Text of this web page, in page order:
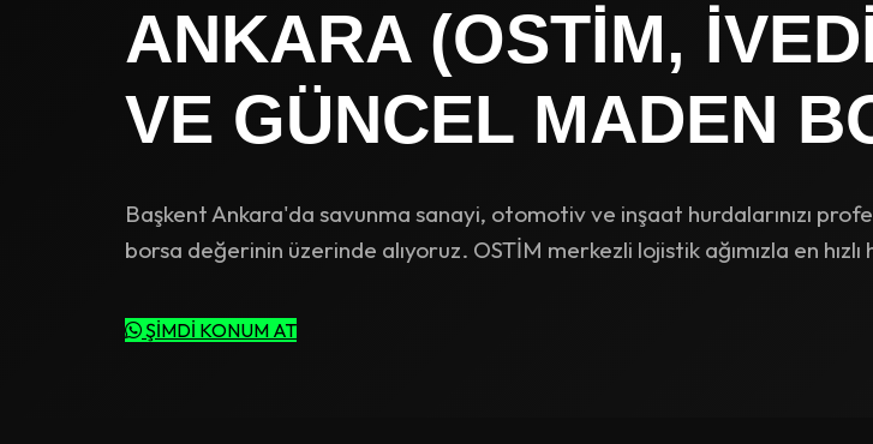
ANKARA (OSTİM,
VE GÜNCEL MADEN
Başkent Ankara'da savunma sanayi, otomotiv ve inşaat hurdalarınızı
borsa değerinin üzerinde alıyoruz. OSTİM merkezli lojistik ağımızla en
ŞİMDİ KONUM AT